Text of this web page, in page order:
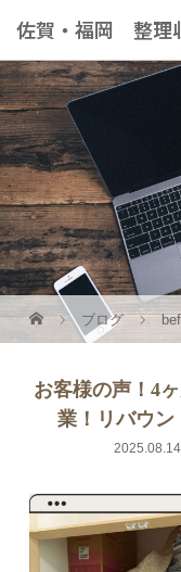
佐賀・福岡 整理
らしにこっと
ブログ
お客様の声！4
業！リバウン
2025.08.14